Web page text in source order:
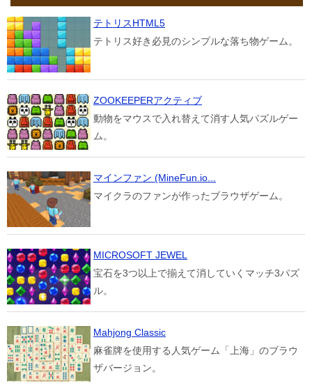
テトリスHTML5
テトリス好き必見のシンプルな落ち物ゲーム。
ZOOKEEPERアクティブ
動物をマウスで入れ替えて消す人気パズルゲー
ム。
マインファン (MineFun.io...
マイクラのファンが作ったブラウザゲーム。
MICROSOFT JEWEL
宝石を3つ以上で揃えて消していくマッチ3パズ
ル。
Mahjong Classic
麻雀牌を使用する人気ゲーム「上海」のブラウ
ザバージョン。